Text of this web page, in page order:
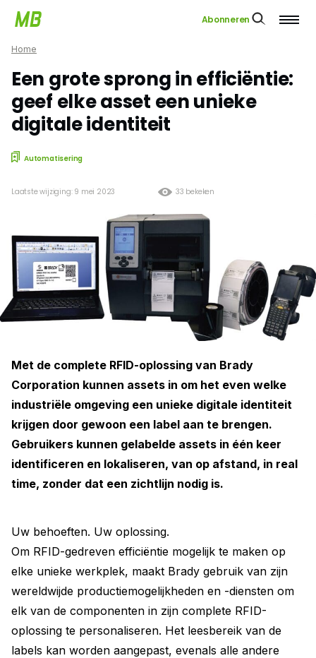
Abonneren
Home
Een grote sprong in efficiëntie:
geef elke asset een unieke
digitale identiteit
Automatisering
33 bekeken
Laatste wijziging: 9 mei 2023
Met de complete RFID-oplossing van Brady
Corporation kunnen assets in om het even welke
industriële omgeving een unieke digitale identiteit
krijgen door gewoon een label aan te brengen.
Gebruikers kunnen gelabelde assets in één keer
identificeren en lokaliseren, van op afstand, in real
time, zonder dat een zichtlijn nodig is.
Uw behoeften. Uw oplossing.
Om RFID-gedreven efficiëntie mogelijk te maken op
elke unieke werkplek, maakt Brady gebruik van zijn
wereldwijde productiemogelijkheden en -diensten om
elk van de componenten in zijn complete RFID-
oplossing te personaliseren. Het leesbereik van de
labels kan worden aangepast, evenals alle andere